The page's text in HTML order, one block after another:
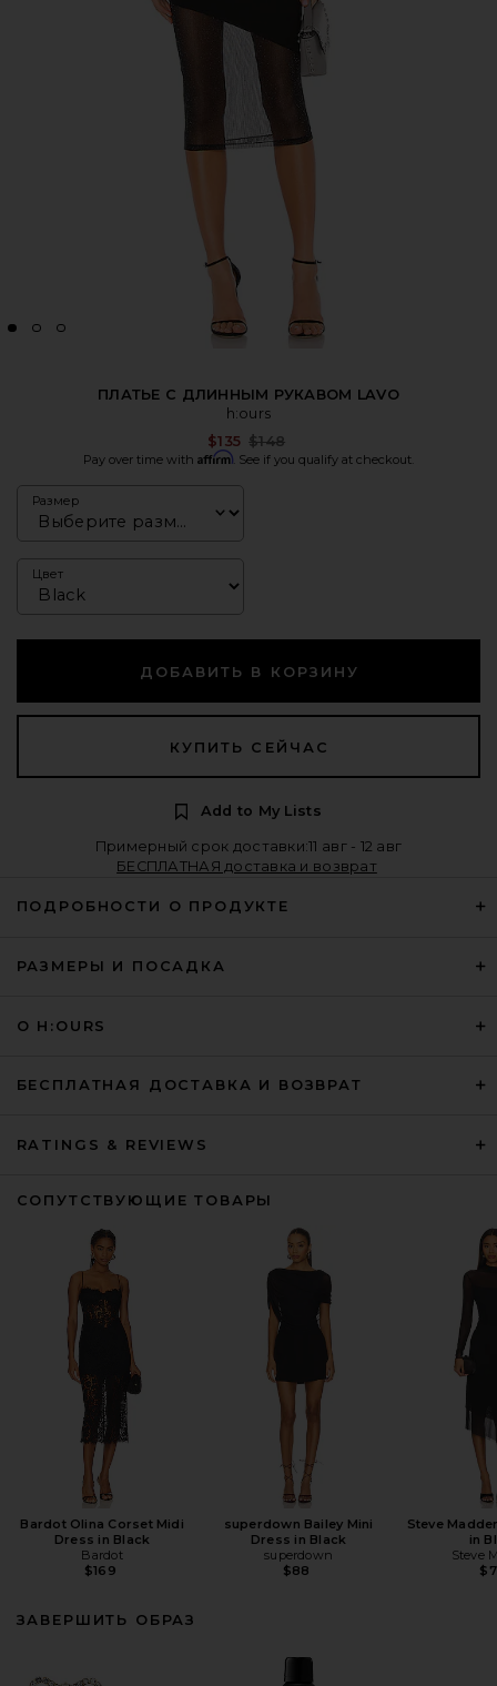
ПЛАТЬЕ С ДЛИННЫМ РУКАВОМ LAVO
h:ours
$135 Previous price:
$148
Pay over time with Affirm . See if you qualify at checkout.
Размер
Цвет
ДОБАВИТЬ В КОРЗИНУ
КУПИТЬ СЕЙЧАС
Add to My Lists
Примерный срок доставки:11 авг - 12 авг
БЕСПЛАТНАЯ доставка и возврат
ПОДРОБНОСТИ О ПРОДУКТЕ
РАЗМЕРЫ И ПОСАДКА
О H:OURS
БЕСПЛАТНАЯ ДОСТАВКА И ВОЗВРАТ
RATINGS & REVIEWS
СОПУТСТВУЮЩИЕ ТОВАРЫ
Bardot Olina Corset Midi
Dress in Black
Bardot
$169
superdown Bailey Mini
Dress in Black
superdown
$88
Steve
in
Steve
ЗАВЕРШИТЬ ОБРАЗ